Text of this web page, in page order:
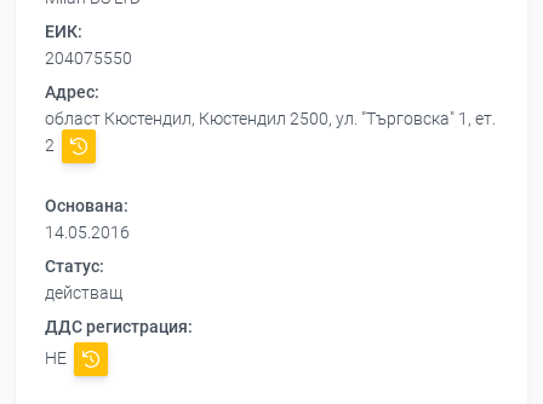
ЕИК:
204075550
Адрес:
област Кюстендил, Кюстендил 2500, ул. "Търговска" 1, ет.
2
Основана:
14.05.2016
Статус:
действащ
ДДС регистрация:
НЕ